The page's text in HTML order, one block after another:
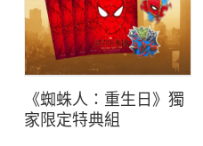
《蜘蛛人：重生日》獨
家限定特典組